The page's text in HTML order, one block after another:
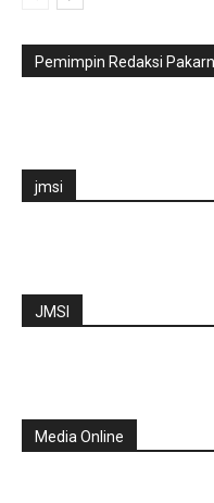
Pemimpin Redaksi
jmsi
JMSI
Media Online